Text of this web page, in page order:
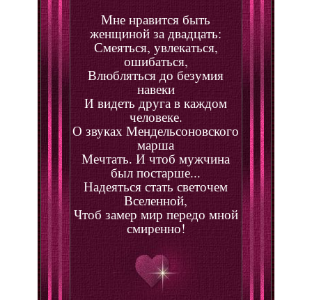
Мне нравится быть
женщиной за двадцать:
Смеяться, увлекаться,
ошибаться,
Влюбляться до безумия
навеки
И видеть друга в каждом
человеке.
О звуках Мендельсоновского
марша
Мечтать. И чтоб мужчина
был постарше...
Надеяться стать светочем
Вселенной,
Чтоб замер мир передо мной
смиренно!